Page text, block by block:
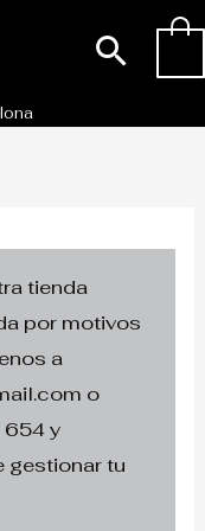
tienda
por motivos
a
o
y
gestionar tu